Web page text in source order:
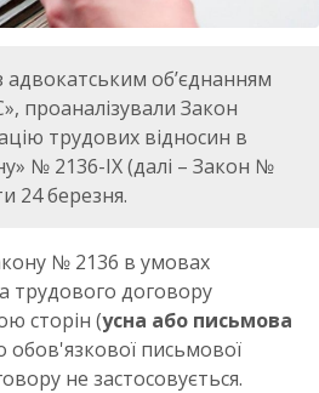
об’єднанням
проаналізували Закон
трудових відносин в
№ 2136-ІХ (далі – Закон №
24 березня.
№ 2136 в умовах
трудового договору
сторін (усна або письмова
письмової
не застосовується.